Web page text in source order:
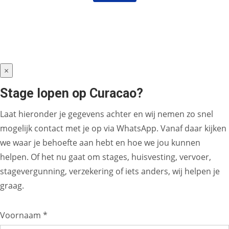
×
Stage lopen op Curacao?
Laat hieronder je gegevens achter en wij nemen zo snel
mogelijk contact met je op via WhatsApp. Vanaf daar kijken
we waar je behoefte aan hebt en hoe we jou kunnen
helpen. Of het nu gaat om stages, huisvesting, vervoer,
stagevergunning, verzekering of iets anders, wij helpen je
graag.
Voornaam *